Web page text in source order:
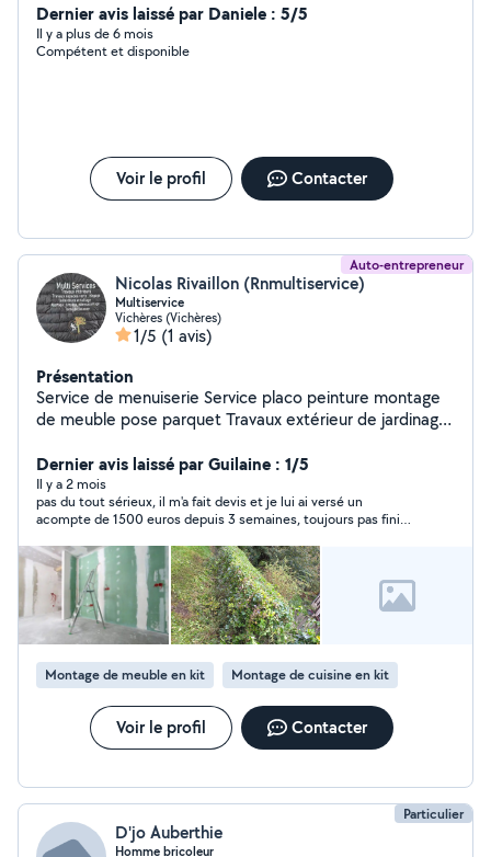
Dernier avis laissé par Daniele : 5/5
Il y a plus de 6 mois
Compétent et disponible
Voir le profil Contacter
Auto-entrepreneur
Nicolas Rivaillon (Rnmultiservice)
Multiservice
Vichères (Vichères)
1/5 (1 avis)
Présentation
Service de menuiserie Service placo peinture montage
de meuble pose parquet Travaux extérieur de jardinage
ect
Dernier avis laissé par Guilaine : 1/5
Il y a 2 mois
pas du tout sérieux, il m'a fait devis et je lui ai versé un
acompte de 1500 euros depuis 3 semaines, toujours pas fini
rapidement
Montage de meuble en kit Montage de cuisine en kit
Voir le profil Contacter
Particulier
D'jo Auberthie
Homme bricoleur